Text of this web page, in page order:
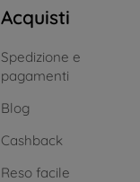
Acquisti
Spedizione e
pagamenti
Blog
Cashback
Reso facile